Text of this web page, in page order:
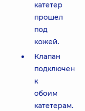
катетер
прошел
под
кожей.
Клапан
подключен
к
обоим
катетерам.